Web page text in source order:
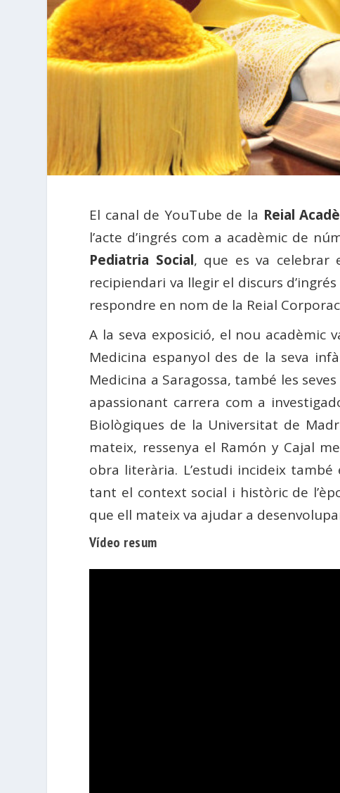
El canal de YouTube de la Reial
l’acte d’ingrés com a acadèmic de
Pediatria Social, que es va celebrar
recipiendari va llegir el discurs d’ingrés
respondre en nom de la Reial
A la seva exposició, el nou acadèmic
Medicina espanyol des de la seva
Medicina a Saragossa, també les
apassionant carrera com a
Biològiques de la Universitat de
mateix, ressenya el Ramón y Cajal
obra literària. L’estudi incideix
tant el context social i històric de
que ell mateix va ajudar a
Vídeo resum